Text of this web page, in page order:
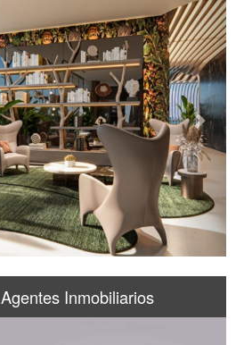
Agentes Inmobiliarios